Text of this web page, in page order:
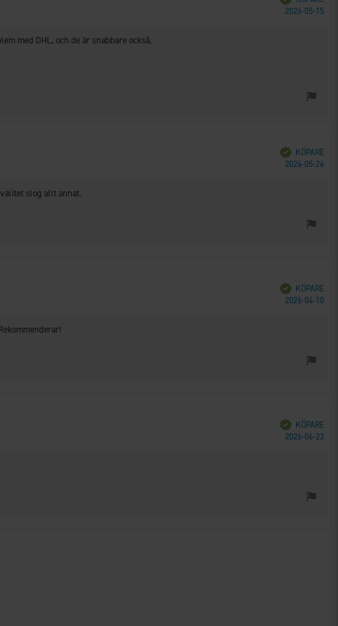
2026-05-15
med DHL, och de är snabbare också.
Bekräftad
KÖPARE
2026-05-26
slog allt annat.
Bekräftad
KÖPARE
2026-04-10
Bekräftad
KÖPARE
2026-06-23